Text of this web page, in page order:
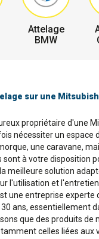
Attelage
BMW
sur une
propriétaire d'une
nécessiter un
une caravane,
sont à votre disposition
meilleure solution
l'utilisation et
une entreprise experte
ans, essentiellement
que des produits
celles liées aux